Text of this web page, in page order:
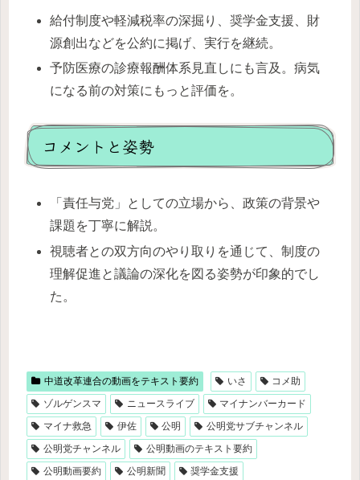
給付制度や軽減税率の深掘り、奨学金支援、財
源創出などを公約に掲げ、実行を継続。
予防医療の診療報酬体系見直しにも言及。病気
になる前の対策にもっと評価を。
コメントと姿勢
「責任与党」としての立場から、政策の背景や
課題を丁寧に解説。
視聴者との双方向のやり取りを通じて、制度の
理解促進と議論の深化を図る姿勢が印象的でし
た。
中道改革連合の動画をテキスト要約 いさ
コメ助
ゾルゲンスマ
ニュースライブ
マイナンバーカード
マイナ救急
伊佐 公明
公明党サブチャンネル
公明党チャンネル
公明動画のテキスト要約
公明動画要約
公明新聞
奨学金支援